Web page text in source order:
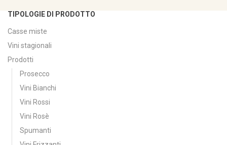
TIPOLOGIE DI PRODOTTO
Casse miste
Vini stagionali
Prodotti
Prosecco
Vini Bianchi
Vini Rossi
Vini Rosè
Spumanti